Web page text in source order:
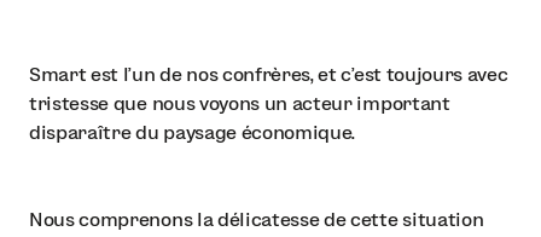
Smart est l'un de nos confrères, et c'est toujours avec
tristesse que nous voyons un acteur important
disparaître du paysage économique.
Nous comprenons la délicatesse de cette situation